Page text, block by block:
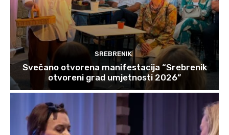
SREBRENIK
Svečano otvorena manifestacija “Srebrenik
otvoreni grad umjetnosti 2026”